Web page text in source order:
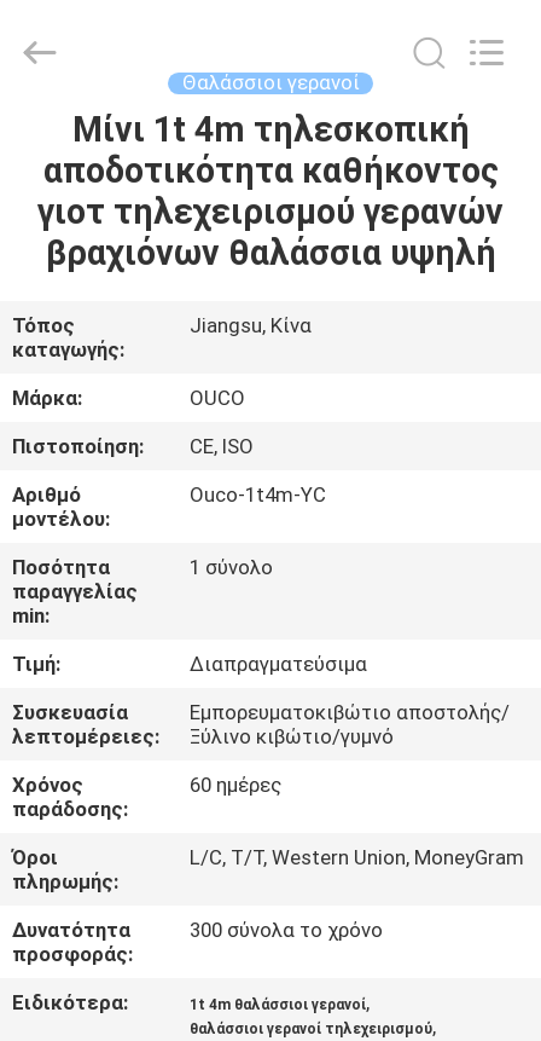
ΣΠΊΤΙ
ΠΡΟΪΌΝΤΑ
ΒΊΝΤΕΟ
ΕΜΦΆΝΙΣΗ
VR
ΣΧΕΤΙΚΆ
ΜΕ
ΕΜΆΣ
ΣΤΟ
ΕΡΓΟΣΤΆΣΙΟ
ΈΛΕΓΧΟΣ
ΠΟΙΌΤΗΤΑΣ
ΕΙΔΉΣΕΙΣ
ΥΠΟΘΈΣΕΙΣ
GROUP
Θαλάσσιοι γερανοί
Μίνι 1t 4m τηλεσκοπική
αποδοτικότητα καθήκοντος
γιοτ τηλεχειρισμού γερανών
βραχιόνων θαλάσσια υψηλή
Τόπος
καταγωγής:
Jiangsu, Κίνα
Μάρκα:
OUCO
Πιστοποίηση:
CE, ISO
Αριθμό
μοντέλου:
Ouco-1t4m-YC
Ποσότητα
παραγγελίας
min:
1 σύνολο
Τιμή:
Διαπραγματεύσιμα
Συσκευασία
λεπτομέρειες:
Εμπορευματοκιβώτιο αποστολής/
Ξύλινο κιβώτιο/γυμνό
Χρόνος
παράδοσης:
60 ημέρες
Όροι
πληρωμής:
L/C, T/T, Western Union, MoneyGram
Δυνατότητα
προσφοράς:
300 σύνολα το χρόνο
Ειδικότερα: 1t 4m θαλάσσιοι γερανοί,
θαλάσσιοι γερανοί τηλεχειρισμού,